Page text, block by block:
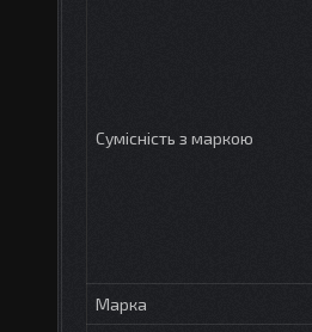
Сумісність з маркою
Марка